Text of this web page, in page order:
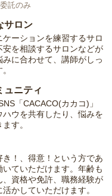
託のみ
サロン
ーションを練習するサロ
安を相談するサロンなどが
に合わせて、講師がしっ
ュニティ
「CACACO(カカコ)」
ウを共有したり、悩みを
す。
！、得意！という方であ
ていただけます。年齢も
資格や免許、職務経験が
かしていただけます。